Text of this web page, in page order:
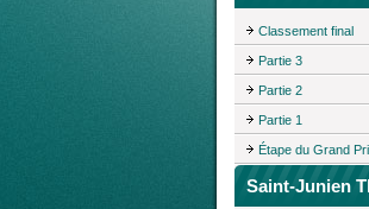
Classement final
Partie 3
Partie 2
Partie 1
Étape du Grand
Saint-Junien